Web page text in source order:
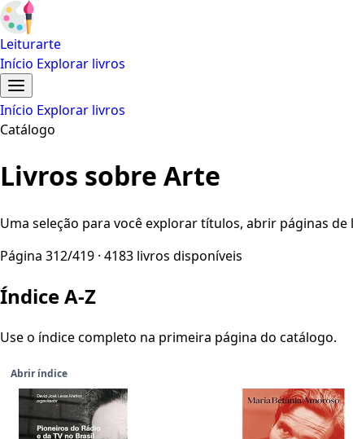
Leiturarte
Início Explorar livros
Início Explorar livros
Catálogo
Livros sobre Arte
Uma seleção para você explorar títulos, abrir páginas
Página 312/419 · 4183 livros disponíveis
Índice A-Z
Use o índice completo na primeira página do catálogo.
Abrir índice